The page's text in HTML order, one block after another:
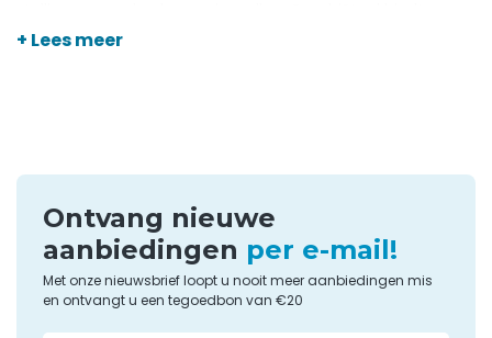
oplossingen die dagelijks topprestaties leveren en de
+ Lees meer
Ontvang nieuwe
aanbiedingen per e-mail!
Met onze nieuwsbrief loopt u nooit meer aanbiedingen mis
en ontvangt u een tegoedbon van €20